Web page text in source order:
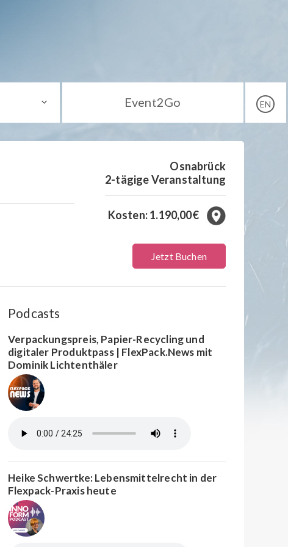
Event2Go EN
Osnabrück
2-tägige Veranstaltung
Kosten: 1.190,00€
Jetzt Buchen
Podcasts
Verpackungspreis, Papier-Recycling und
digitaler Produktpass | FlexPack.News mit
Dominik Lichtenthäler
Heike Schwertke: Lebensmittelrecht in der
Flexpack-Praxis heute